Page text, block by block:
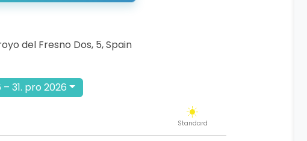
del Fresno Dos, 5,Spain
– 31. pro 2026
Standard